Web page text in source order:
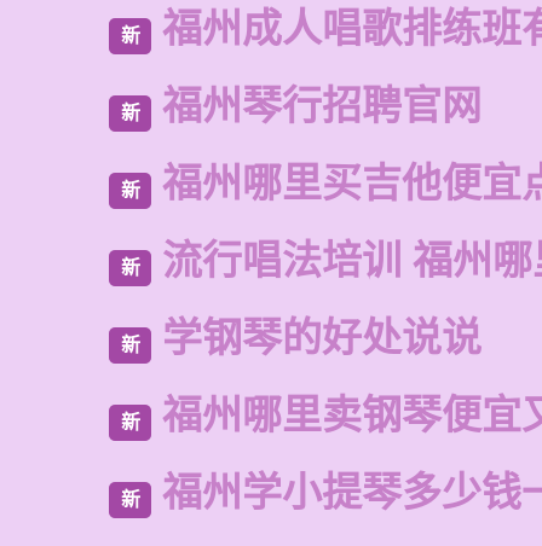
新 福州成人唱歌排练班
新 福州琴行招聘官网
新 福州哪里买吉他便宜
新 流行唱法培训 福州
新 学钢琴的好处说说
新 福州哪里卖钢琴便宜
新 福州学小提琴多少钱